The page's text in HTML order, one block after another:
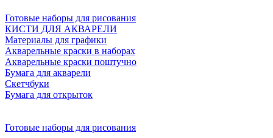
Готовые наборы для рисования
КИСТИ ДЛЯ АКВАРЕЛИ
Материалы для графики
Акварельные краски в наборах
Акварельные краски поштучно
Бумага для акварели
Скетчбуки
Бумага для открыток
Готовые наборы для рисования